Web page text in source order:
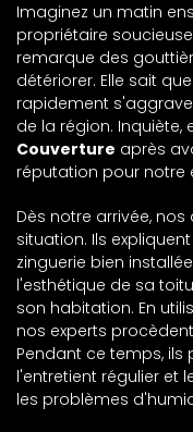
Imaginez un matin
propriétaire
remarque des
détériorer. Elle sait
rapidement
de la région. Inquiète,
Couverture après
réputation pour notre
Dès notre arrivée,
situation. Ils
zinguerie bien
l'esthétique de sa
son habitation. En
nos experts
Pendant ce temps,
l'entretient régulier et
les problèmes